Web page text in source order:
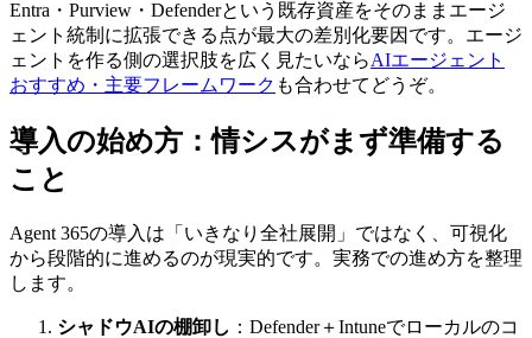
Entra・Purview・Defenderという既存資産をそのままエージ
ェント統制に拡張できる点が最大の差別化要因です。エージ
ェントを作る側の選択肢を広く見たいならAIエージェント
おすすめ・主要フレームワーク も合わせてどうぞ。
導入の始め方：情シスがまず準備する
こと
Agent 365の導入は「いきなり全社展開」ではなく、可視化
から段階的に進めるのが現実的です。実務での進め方を整理
します。
シャドウAIの棚卸し ：Defender＋Intuneでローカルのコ